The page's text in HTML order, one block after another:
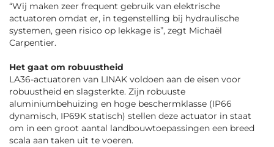
“Wij maken zeer frequent gebruik van elektrische
actuatoren omdat er, in tegenstelling bij hydraulische
systemen, geen risico op lekkage is”, zegt Michaël
Carpentier.
Het gaat om robuustheid
LA36-actuatoren van LINAK voldoen aan de eisen voor
robuustheid en slagsterkte. Zijn robuuste
aluminiumbehuizing en hoge beschermklasse (IP66
dynamisch, IP69K statisch) stellen deze actuator in staat
om in een groot aantal landbouwtoepassingen een breed
scala aan taken uit te voeren.